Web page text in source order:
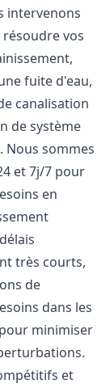
intervenons
vos
fuite d'eau,
canalisation
de système
Nous sommes
et 7j/7 pour
en
très courts,
de
dans les
minimiser
et